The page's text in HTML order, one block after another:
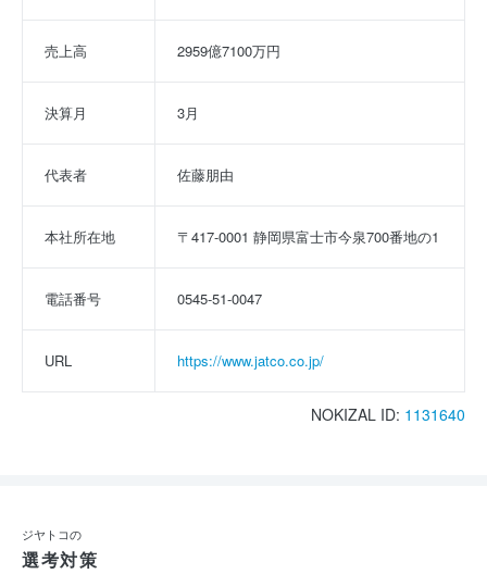
売上高 2959億7100万円
決算月 3月
代表者 佐藤朋由
本社所在地 〒417-0001 静岡県富士市今泉700番地の1
電話番号 0545-51-0047
URL https://www.jatco.co.jp/
NOKIZAL ID: 1131640
ジヤトコの
選考対策